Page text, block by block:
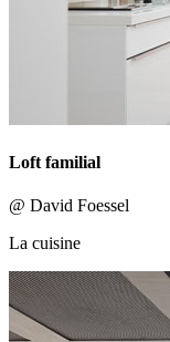
Loft familial
@ David Foessel
La cuisine